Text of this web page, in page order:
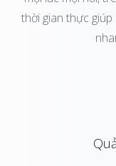
thời gian thực